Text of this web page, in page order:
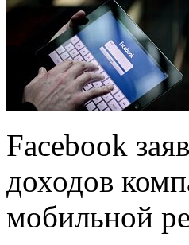
Facebook
доходов
мобильной